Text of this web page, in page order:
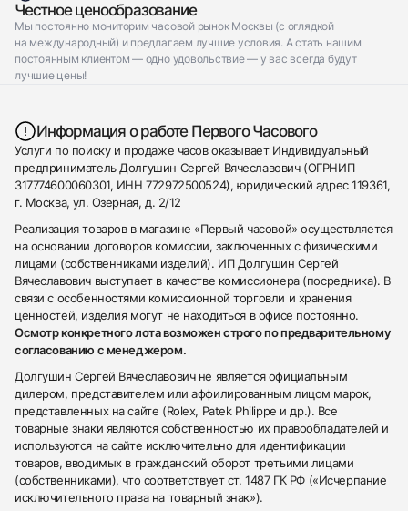
Честное ценообразование
Мы постоянно мониторим часовой рынок Москвы (с оглядкой
на международный) и предлагаем лучшие условия. А стать нашим
постоянным клиентом — одно удовольствие — у вас всегда будут
лучшие цены!
Информация о работе Первого Часового
Услуги по поиску и продаже часов оказывает Индивидуальный
предприниматель Долгушин Сергей Вячеславович (ОГРНИП
317774600060301, ИНН 772972500524), юридический адрес 119361,
г. Москва, ул. Озерная, д. 2/12
Реализация товаров в магазине «Первый часовой» осуществляется
на основании договоров комиссии, заключенных с физическими
лицами (собственниками изделий). ИП Долгушин Сергей
Вячеславович выступает в качестве комиссионера (посредника). В
связи с особенностями комиссионной торговли и хранения
ценностей, изделия могут не находиться в офисе постоянно.
Осмотр конкретного лота возможен строго по предварительному
согласованию с менеджером.
Долгушин Сергей Вячеславович не является официальным
дилером, представителем или аффилированным лицом марок,
представленных на сайте (Rolex, Patek Philippe и др.). Все
товарные знаки являются собственностью их правообладателей и
используются на сайте исключительно для идентификации
товаров, вводимых в гражданский оборот третьими лицами
(собственниками), что соответствует ст. 1487 ГК РФ («Исчерпание
исключительного права на товарный знак»).